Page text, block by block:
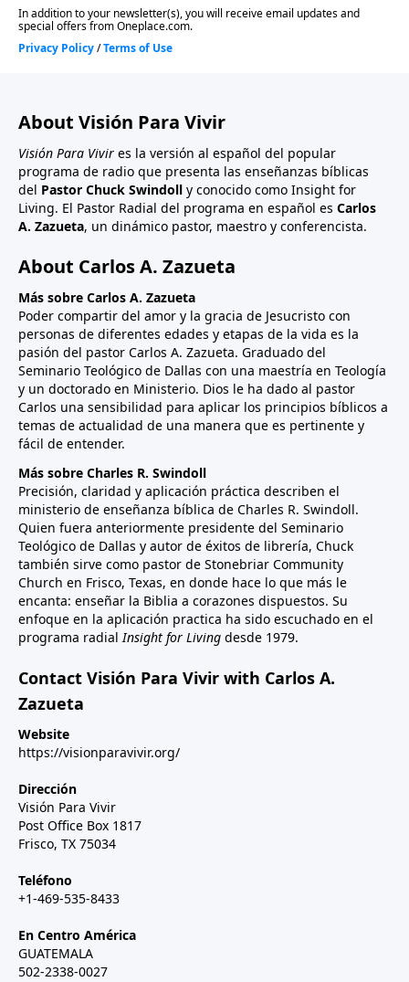
About Visión Para Vivir
Visión Para Vivir es la versión al español del popular
programa de radio que presenta las enseñanzas bíblicas
del Pastor Chuck Swindoll y conocido como Insight for
Living. El Pastor Radial del programa en español es Carlos
A. Zazueta, un dinámico pastor, maestro y conferencista.
About Carlos A. Zazueta
Más sobre Carlos A. Zazueta
Poder compartir del amor y la gracia de Jesucristo con
personas de diferentes edades y etapas de la vida es la
pasión del pastor Carlos A. Zazueta. Graduado del
Seminario Teológico de Dallas con una maestría en Teología
y un doctorado en Ministerio. Dios le ha dado al pastor
Carlos una sensibilidad para aplicar los principios bíblicos a
temas de actualidad de una manera que es pertinente y
fácil de entender.
Más sobre Charles R. Swindoll
Precisión, claridad y aplicación práctica describen el
ministerio de enseñanza bíblica de Charles R. Swindoll.
Quien fuera anteriormente presidente del Seminario
Teológico de Dallas y autor de éxitos de librería, Chuck
también sirve como pastor de Stonebriar Community
Church en Frisco, Texas, en donde hace lo que más le
encanta: enseñar la Biblia a corazones dispuestos. Su
enfoque en la aplicación practica ha sido escuchado en el
programa radialInsight for Living desde 1979.
Contact Visión Para Vivir with Carlos A.
Zazueta
Website
https://visionparavivir.org/
Dirección
Visión Para Vivir
Post Office Box 1817
Frisco, TX 75034
Teléfono
+1-469-535-8433
En Centro América
GUATEMALA
502-2338-0027